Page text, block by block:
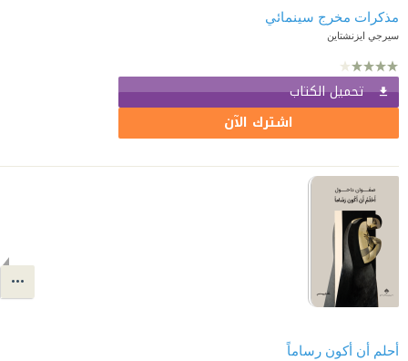
مذكرات مخرج سينمائي
سيرجي ايزنشتاين
تحميل الكتاب
اشترك الآن
أحلم أن أكون رساماً